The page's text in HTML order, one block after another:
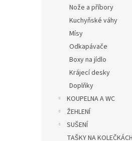
Nože a příbory
Kuchyňské váhy
Mísy
Odkapávače
Boxy na jídlo
Krájecí desky
Doplňky
KOUPELNA A WC
ŽEHLENÍ
SUŠENÍ
TAŠKY NA KOLEČKÁCH